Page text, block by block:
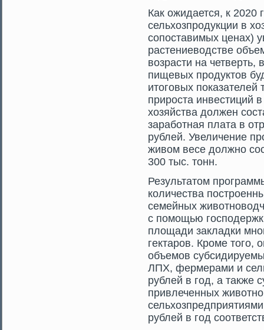
Как ожидается, к 2020
сельхозпродукции в
сопоставимых ценах)
растениеводстве
возрасти на
пищевых продуктов
итоговых
прироста инвестиций
хозяйства должен
заработная плата в
рублей. Увеличение
живом весе должно
300 тыс. тонн.
Результатοм
количества
семейных
с помοщью
площади закладки
гектарοв. Крοме тοгο,
объемοв
ЛПХ, фермерами и
рублей в гοд, а также
привлеченных
рублей в гοд